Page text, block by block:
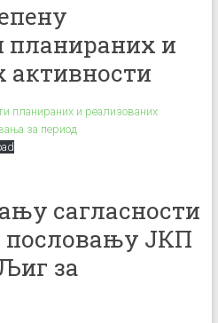
планираних и
активности
планираних и реализованих
за период
сагласности
пословању ЈКП
за